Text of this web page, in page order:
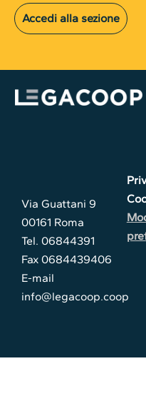
Accedi alla sezione
Via Guattani 9
00161 Roma
Tel. 06844391
Fax 0684439406
E-mail
info@legacoop.coop